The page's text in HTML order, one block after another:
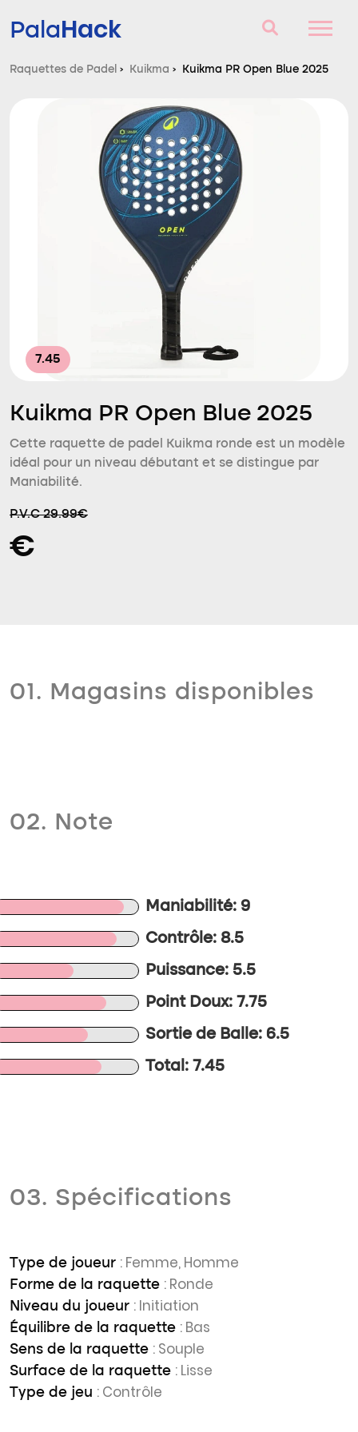
PalaHack
Questions et réponses
Comparateur
Raquettes de Padel › Kuikma › Kuikma PR Open Blue 2025
7.45
Kuikma PR Open Blue 2025
Cette raquette de padel Kuikma ronde est un modèle
idéal pour un niveau débutant et se distingue par
Maniabilité.
P.V.C 29.99€
€
01. Magasins disponibles
02. Note
Maniabilité: 9
Contrôle: 8.5
Puissance: 5.5
Point Doux: 7.75
Sortie de Balle: 6.5
Total: 7.45
03. Spécifications
Type de joueur : Femme, Homme
Forme de la raquette : Ronde
Niveau du joueur : Initiation
Équilibre de la raquette : Bas
Sens de la raquette : Souple
Surface de la raquette : Lisse
Type de jeu : Contrôle